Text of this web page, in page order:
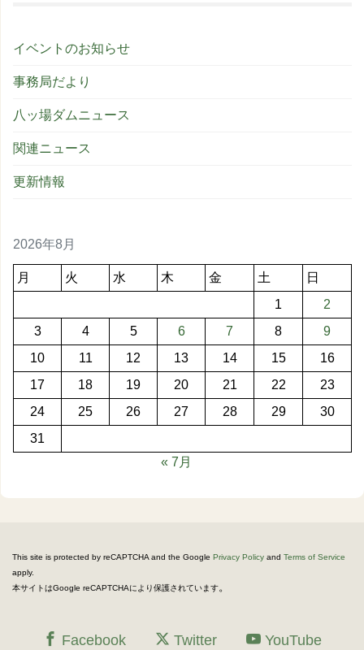
イベントのお知らせ
事務局だより
八ッ場ダムニュース
関連ニュース
更新情報
2026年8月
月 火 水 木 金 土
日
1
2
3
4 5 6 7 8
9
10
11 12 13 14 15
16
17
18 19 20 21 22
23
24
25 26 27 28 29
30
31
« 7月
This site is protected by reCAPTCHA and the Google Privacy Policy and Terms of Service
apply.
本サイトはGoogle reCAPTCHAにより保護されています。
Facebook Twitter YouTube